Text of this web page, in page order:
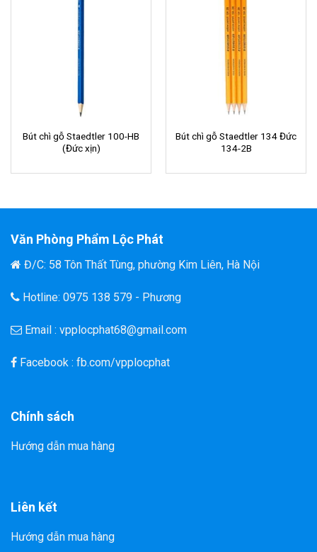
Bút chì gỗ Staedtler 100-HB
(Đức xịn)
Bút chì gỗ Staedtler 134 Đức
134-2B
Văn Phòng Phẩm Lộc Phát
Đ/C: 58 Tôn Thất Tùng, phường Kim Liên, Hà Nội
Hotline: 0975 138 579 - Phương
Email : vpplocphat68@gmail.com
Facebook : fb.com/vpplocphat
Chính sách
Hướng dẫn mua hàng
Liên kết
Hướng dẫn mua hàng